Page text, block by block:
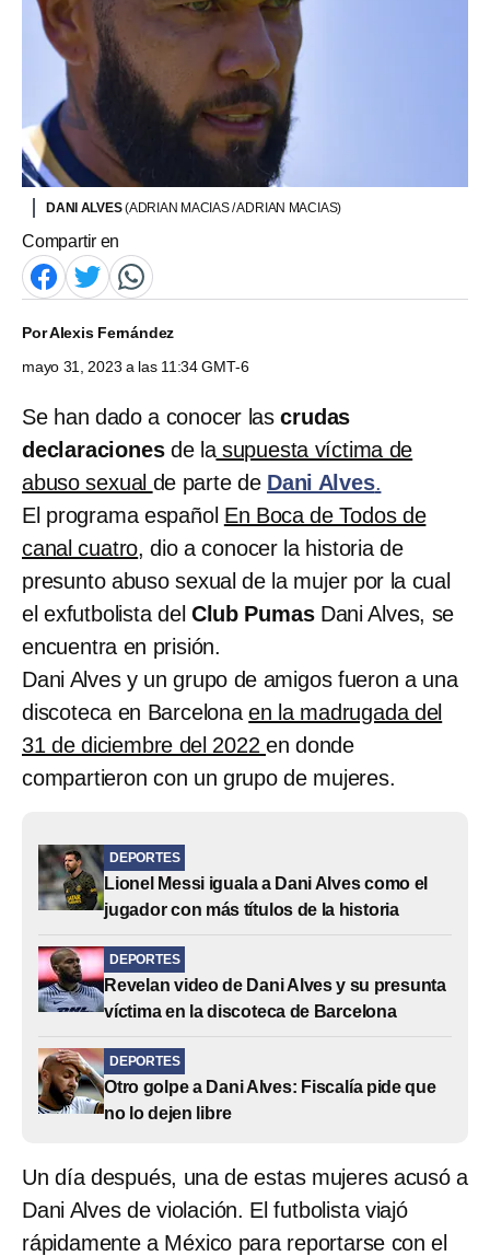
DANI ALVES(ADRIAN MACIAS / ADRIAN MACIAS)
Compartir en
PorAlexis Fernández
mayo 31, 2023 a las 11:34 GMT-6
Se han dado a conocer lascrudas
declaracionesde lasupuesta víctima de
abuso sexual de parte de Dani Alves.
El programa español En Boca de Todos de
canal cuatro, dio a conocer la historia de
presunto abuso sexual de la mujer por la cual
el exfutbolista del Club PumasDani Alves, se
encuentra en prisión.
Dani Alves y un grupo de amigos fueron a una
discoteca en Barcelonaen la madrugada del
31 de diciembre del 2022en donde
compartieron con un grupo de mujeres.
DEPORTES
Lionel Messi iguala a Dani Alves como el
jugador con más títulos de la historia
DEPORTES
Revelan video de Dani Alves y su presunta
víctima en la discoteca de Barcelona
DEPORTES
Otro golpe a Dani Alves: Fiscalía pide que
no lo dejen libre
Un día después, una de estas mujeres acusó a
Dani Alves de violación. El futbolista viajó
rápidamente a México para reportarse con el